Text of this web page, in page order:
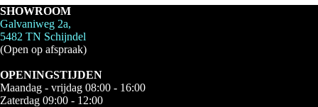
SHOWROOM
Galvaniweg 2a,
5482 TN Schijndel
(Open op afspraak)
OPENINGSTIJDEN
Maandag - vrijdag 08:00 - 16:00
Zaterdag 09:00 - 12:00